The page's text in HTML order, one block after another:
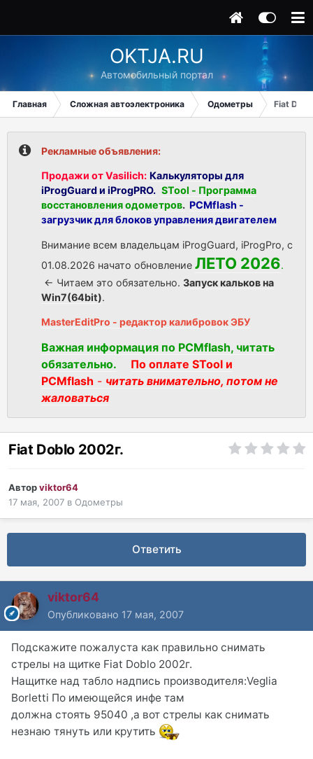
OKTJA.RU
Автомобильный портал
Главная Сложная автоэлектроника Одометры Fiat
Рекламные объявления:
Продажи от Vasilich: Калькуляторы для
iProgGuard и iProgPRO. STool - Программа
восстановления одометров. PCMflash -
загрузчик для блоков управления двигателем
Внимание всем владельцам iProgGuard, iProgPro, с
01.08.2026 начато обновление ЛЕТО 2026.
<- Читаем это обязательно. Запуск кальков на
Win7(64bit).
MasterEditPro - редактор калибровок ЭБУ
Важная информация по PCMflash, читать
обязательно.
По оплате STool и
PCMflash - читать внимательно, потом не
жаловаться
Fiat Doblo 2002г.
Авторviktor64
17 мая, 2007 в Одометры
Ответить
viktor64
Опубликовано 17 мая, 2007
Подскажите пожалуста как правильно снимать
стрелы на щитке Fiat Doblo 2002г.
Нащитке над табло надпись производителя:Veglia
Borletti По имеющейся инфе там
должна стоять 95040 ,а вот стрелы как снимать
незнаю тянуть или крутить